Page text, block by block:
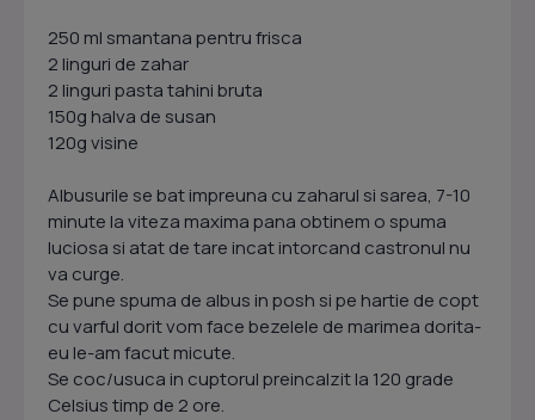
250 ml smantana pentru frisca
2 linguri de zahar
2 linguri pasta tahini bruta
150g halva de susan
120g visine
Albusurile se bat impreuna cu zaharul si sarea, 7-10
minute la viteza maxima pana obtinem o spuma
luciosa si atat de tare incat intorcand castronul nu
va curge.
Se pune spuma de albus in posh si pe hartie de copt
cu varful dorit vom face bezelele de marimea dorita-
eu le-am facut micute.
Se coc/usuca in cuptorul preincalzit la 120 grade
Celsius timp de 2 ore.